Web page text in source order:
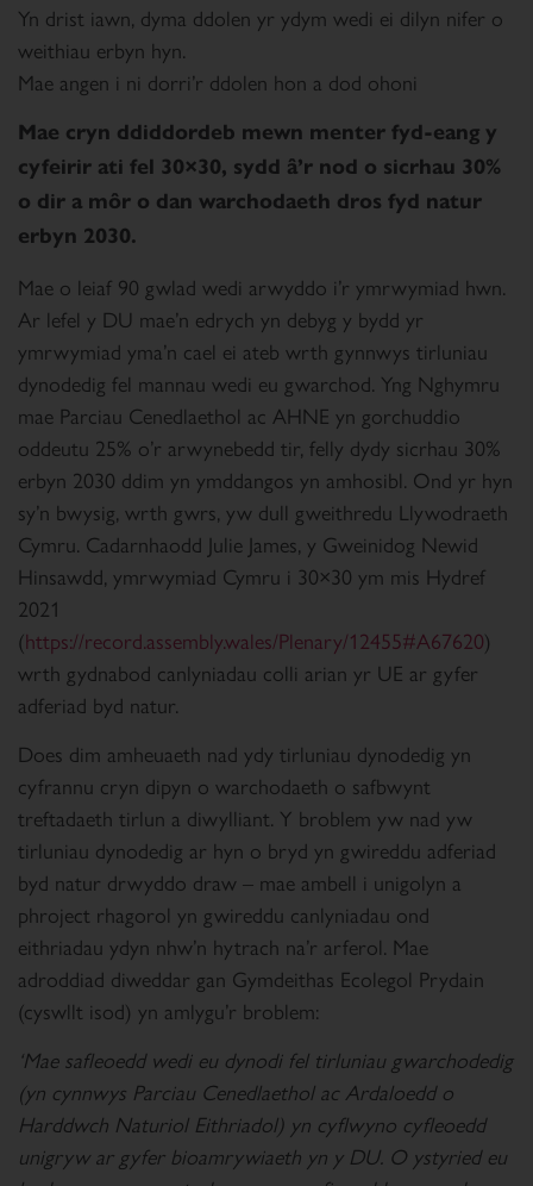
Yn drist iawn, dyma ddolen yr ydym wedi ei dilyn nifer o
weithiau erbyn hyn.
Mae angen i ni dorri’r ddolen hon a dod ohoni
Mae cryn ddiddordeb mewn menter fyd-eang y
cyfeirir ati fel 30×30, sydd â’r nod o sicrhau 30%
o dir a môr o dan warchodaeth dros fyd natur
erbyn 2030.
Mae o leiaf 90 gwlad wedi arwyddo i’r ymrwymiad hwn.
Ar lefel y DU mae’n edrych yn debyg y bydd yr
ymrwymiad yma’n cael ei ateb wrth gynnwys tirluniau
dynodedig fel mannau wedi eu gwarchod. Yng Nghymru
mae Parciau Cenedlaethol ac AHNE yn gorchuddio
oddeutu 25% o’r arwynebedd tir, felly dydy sicrhau 30%
erbyn 2030 ddim yn ymddangos yn amhosibl. Ond yr hyn
sy’n bwysig, wrth gwrs, yw dull gweithredu Llywodraeth
Cymru. Cadarnhaodd Julie James, y Gweinidog Newid
Hinsawdd, ymrwymiad Cymru i 30×30 ym mis Hydref
2021
(https://record.assembly.wales/Plenary/12455#A67620)
wrth gydnabod canlyniadau colli arian yr UE ar gyfer
adferiad byd natur.
Does dim amheuaeth nad ydy tirluniau dynodedig yn
cyfrannu cryn dipyn o warchodaeth o safbwynt
treftadaeth tirlun a diwylliant. Y broblem yw nad yw
tirluniau dynodedig ar hyn o bryd yn gwireddu adferiad
byd natur drwyddo draw – mae ambell i unigolyn a
phroject rhagorol yn gwireddu canlyniadau ond
eithriadau ydyn nhw’n hytrach na’r arferol. Mae
adroddiad diweddar gan Gymdeithas Ecolegol Prydain
(cyswllt isod) yn amlygu’r broblem:
‘Mae safleoedd wedi eu dynodi fel tirluniau gwarchodedig
(yn cynnwys Parciau Cenedlaethol ac Ardaloedd o
Harddwch Naturiol Eithriadol) yn cyflwyno cyfleoedd
unigryw ar gyfer bioamrywiaeth yn y DU. O ystyried eu